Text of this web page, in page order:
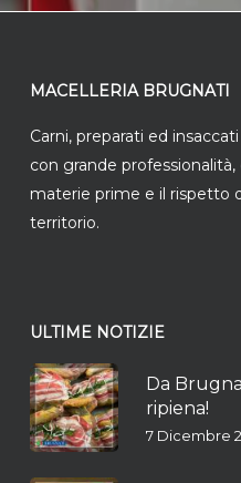
MACELLERIA BRUGNATI
Carni, preparati ed
con grande
materie prime e il rispetto
territorio.
ULTIME NOTIZIE
Da
ripiena!
7 Dicembre